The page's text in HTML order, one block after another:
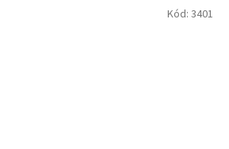
Kód: 3401